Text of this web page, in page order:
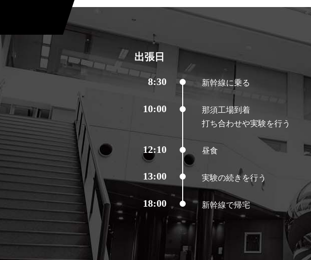
出張日
8:30 新幹線に乗る
10:00
那須工場到着
打ち合わせや実験を行う
12:10 昼食
13:00 実験の続きを行う
18:00 新幹線で帰宅